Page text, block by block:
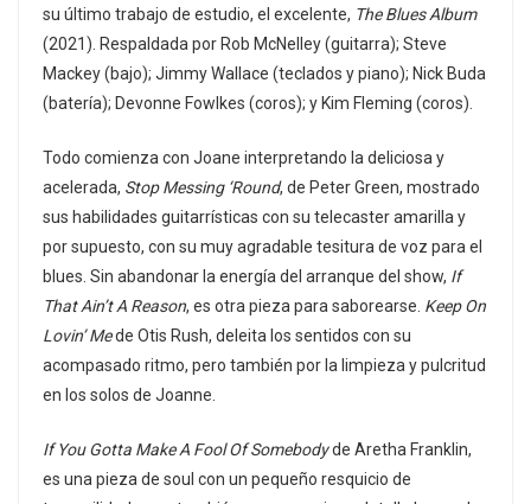
su último trabajo de estudio, el excelente, The Blues Album
(2021). Respaldada por Rob McNelley (guitarra); Steve
Mackey (bajo); Jimmy Wallace (teclados y piano); Nick Buda
(batería); Devonne Fowlkes (coros); y Kim Fleming (coros).
Todo comienza con Joane interpretando la deliciosa y
acelerada, Stop Messing ‘Round, de Peter Green, mostrado
sus habilidades guitarrísticas con su telecaster amarilla y
por supuesto, con su muy agradable tesitura de voz para el
blues. Sin abandonar la energía del arranque del show, If
That Ain’t A Reason, es otra pieza para saborearse. Keep On
Lovin’ Mede Otis Rush, deleita los sentidos con su
acompasado ritmo, pero también por la limpieza y pulcritud
en los solos de Joanne.
If You Gotta Make A Fool Of Somebodyde Aretha Franklin,
es una pieza de soul con un pequeño resquicio de